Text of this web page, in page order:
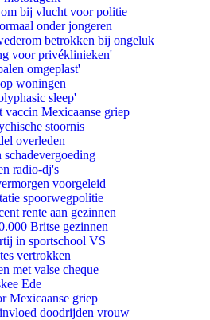
bij vlucht voor politie
onder jongeren
betrokken bij ongeluk
voor privéklinieken'
omgeplast'
woningen
sleep'
Mexicaanse griep
stoornis
overleden
radio-dj's
voorgeleid
spoorwegpolitie
rente aan gezinnen
Britse gezinnen
in sportschool VS
vertrokken
met valse cheque
Ede
Mexicaanse griep
doodrijden vrouw